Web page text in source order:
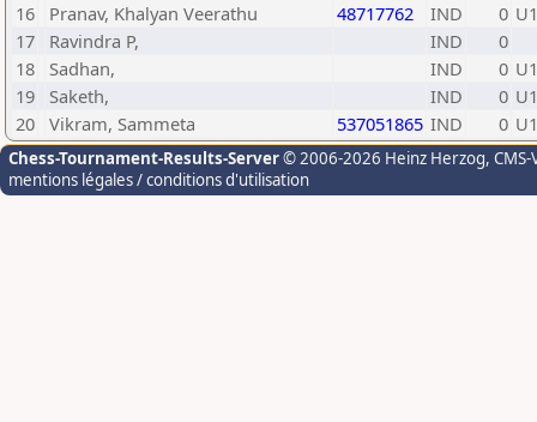
16
Pranav, Khalyan Veerathu 48717762 IND 0
17
Ravindra P, IND
0
18
Sadhan, IND 0
19
Saketh, IND 0
20 Vikram, Sammeta 537051865 IND 0
Chess-Tournament-Results-Server© 2006-2026 Heinz Herzog,
mentions légales / conditions d'utilisation